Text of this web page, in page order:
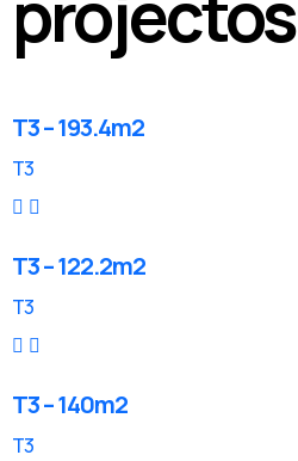
T3 – 193.4m2
T3
T3 – 122.2m2
T3
T3 – 140m2
T3